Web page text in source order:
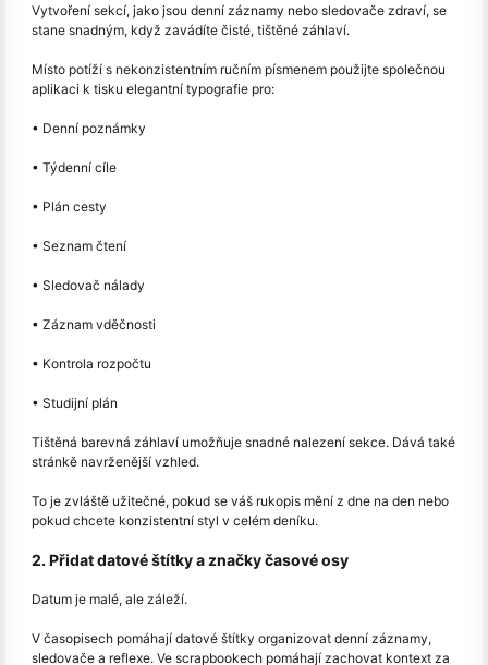
Vytvoření sekcí, jako jsou denní záznamy nebo sledovače zdraví, se
stane snadným, když zavádíte čisté, tištěné záhlaví.
Místo potíží s nekonzistentním ručním písmenem použijte společnou
aplikaci k tisku elegantní typografie pro:
• Denní poznámky
• Týdenní cíle
• Plán cesty
• Seznam čtení
• Sledovač nálady
• Záznam vděčnosti
• Kontrola rozpočtu
• Studijní plán
Tištěná barevná záhlaví umožňuje snadné nalezení sekce. Dává také
stránkě navrženější vzhled.
To je zvláště užitečné, pokud se váš rukopis mění z dne na den nebo
pokud chcete konzistentní styl v celém deníku.
2. Přidat datové štítky a značky časové osy
Datum je malé, ale záleží.
V časopisech pomáhají datové štítky organizovat denní záznamy,
sledovače a reflexe. Ve scrapbookech pomáhají zachovat kontext za